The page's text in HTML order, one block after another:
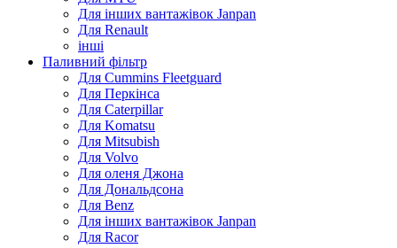
Для інших вантажівок Janpan
Для Renault
інші
Паливний фільтр
Для Cummins Fleetguard
Для Перкінса
Для Caterpillar
Для Komatsu
Для Mitsubish
Для Volvo
Для оленя Джона
Для Дональдсона
Для Benz
Для інших вантажівок Janpan
Для Racor